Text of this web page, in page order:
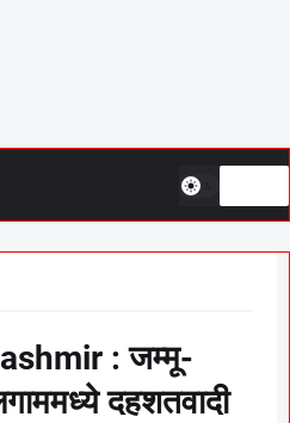
: जम्मू-
दहशतवादी